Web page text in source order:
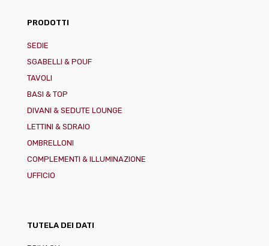
PRODOTTI
SEDIE
SGABELLI & POUF
TAVOLI
BASI & TOP
DIVANI & SEDUTE LOUNGE
LETTINI & SDRAIO
OMBRELLONI
COMPLEMENTI & ILLUMINAZIONE
UFFICIO
TUTELA DEI DATI